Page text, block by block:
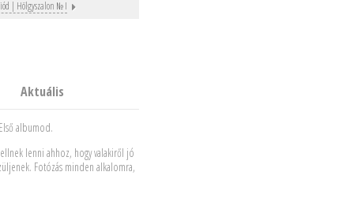
| Hölgyszalon № I
Aktuális
albumod.
lenni ahhoz, hogy valakiről jó
Fotózás minden alkalomra,